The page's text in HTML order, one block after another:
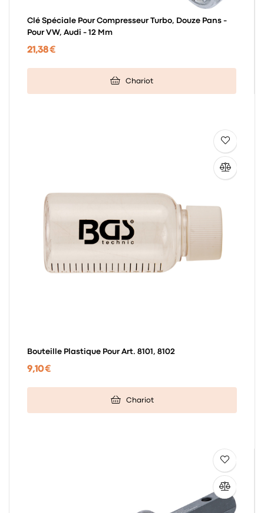
Clé Spéciale Pour Compresseur Turbo, Douze Pans -
Pour VW, Audi - 12 Mm
21,38 €
Chariot
Bouteille Plastique Pour Art. 8101, 8102
9,10 €
Chariot